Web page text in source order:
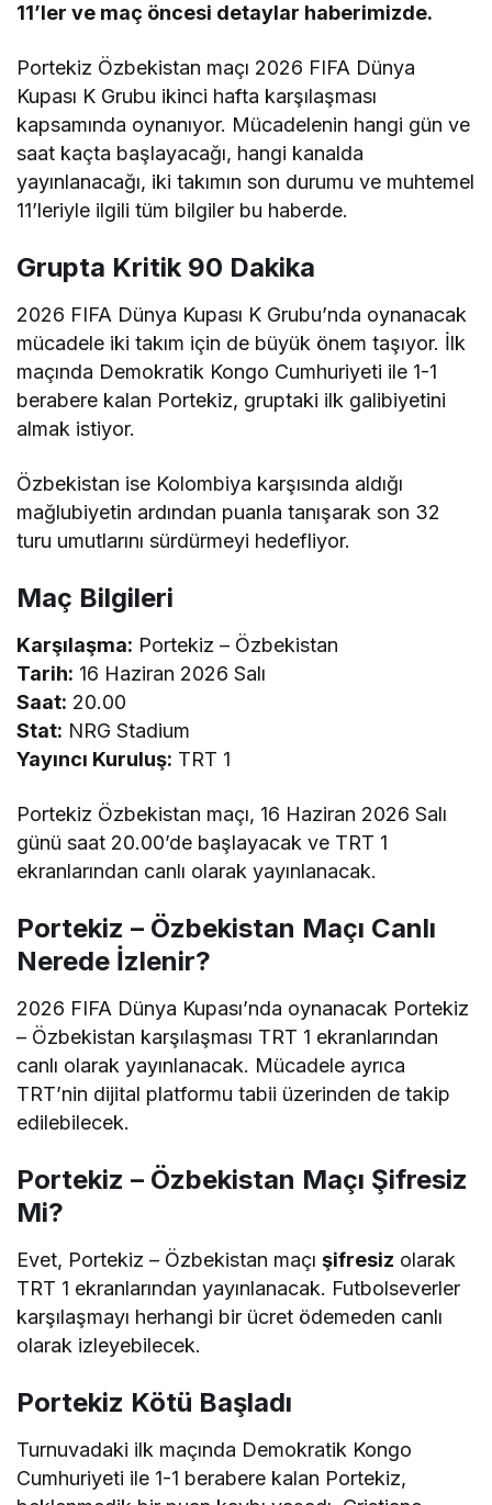
11’ler ve maç öncesi detaylar haberimizde.
Portekiz Özbekistan maçı 2026 FIFA Dünya
Kupası K Grubu ikinci hafta karşılaşması
kapsamında oynanıyor. Mücadelenin hangi gün ve
saat kaçta başlayacağı, hangi kanalda
yayınlanacağı, iki takımın son durumu ve muhtemel
11’leriyle ilgili tüm bilgiler bu haberde.
Grupta Kritik 90 Dakika
2026 FIFA Dünya Kupası K Grubu’nda oynanacak
mücadele iki takım için de büyük önem taşıyor. İlk
maçında Demokratik Kongo Cumhuriyeti ile 1-1
berabere kalan Portekiz, gruptaki ilk galibiyetini
almak istiyor.
Özbekistan ise Kolombiya karşısında aldığı
mağlubiyetin ardından puanla tanışarak son 32
turu umutlarını sürdürmeyi hedefliyor.
Maç Bilgileri
Karşılaşma: Portekiz – Özbekistan
Tarih: 16 Haziran 2026 Salı
Saat: 20.00
Stat: NRG Stadium
Yayıncı Kuruluş: TRT 1
Portekiz Özbekistan maçı, 16 Haziran 2026 Salı
günü saat 20.00’de başlayacak ve TRT 1
ekranlarından canlı olarak yayınlanacak.
Portekiz – Özbekistan Maçı Canlı
Nerede İzlenir?
2026 FIFA Dünya Kupası’nda oynanacak Portekiz
– Özbekistan karşılaşması TRT 1 ekranlarından
canlı olarak yayınlanacak. Mücadele ayrıca
TRT’nin dijital platformu tabii üzerinden de takip
edilebilecek.
Portekiz – Özbekistan Maçı Şifresiz
Mi?
Evet, Portekiz – Özbekistan maçışifresiz olarak
TRT 1 ekranlarından yayınlanacak. Futbolseverler
karşılaşmayı herhangi bir ücret ödemeden canlı
olarak izleyebilecek.
Portekiz Kötü Başladı
Turnuvadaki ilk maçında Demokratik Kongo
Cumhuriyeti ile 1-1 berabere kalan Portekiz,